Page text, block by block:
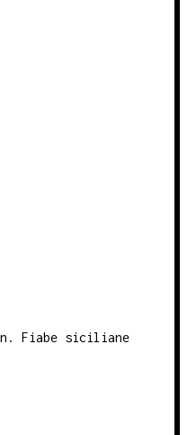
Fiabe siciliane